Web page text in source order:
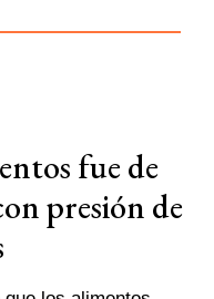
fue de
presión de